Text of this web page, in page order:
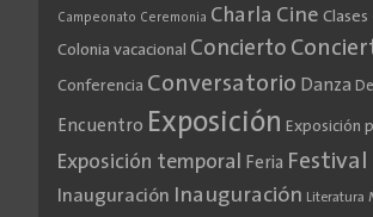
Campeonato Ceremonia Charla Cine Clases
Colonia vacacional Concierto
Conferencia Conversatorio Danza
Encuentro Exposición Exposición
Exposición temporal Feria Festival
Inauguración Inauguración Literatura